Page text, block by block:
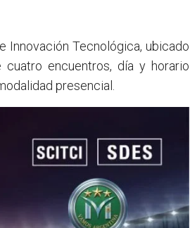
Innovación Tecnológica, ubicado
encuentros, día y horario
presencial.